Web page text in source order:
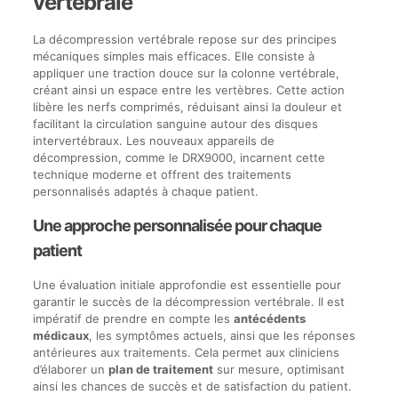
La décompression vertébrale repose sur des principes
mécaniques simples mais efficaces. Elle consiste à
appliquer une traction douce sur la colonne vertébrale,
créant ainsi un espace entre les vertèbres. Cette action
libère les nerfs comprimés, réduisant ainsi la douleur et
facilitant la circulation sanguine autour des disques
intervertébraux. Les nouveaux appareils de
décompression, comme le DRX9000, incarnent cette
technique moderne et offrent des traitements
personnalisés adaptés à chaque patient.
Une approche personnalisée pour chaque
patient
Une évaluation initiale approfondie est essentielle pour
garantir le succès de la décompression vertébrale. Il est
impératif de prendre en compte les antécédents
médicaux, les symptômes actuels, ainsi que les réponses
antérieures aux traitements. Cela permet aux cliniciens
d’élaborer un plan de traitementsur mesure, optimisant
ainsi les chances de succès et de satisfaction du patient.